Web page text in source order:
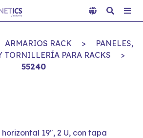
ARMARIOS RACK >
PANELES,
TORNILLERÍA PARA RACKS
>
55240
19", 2 U, con tapa